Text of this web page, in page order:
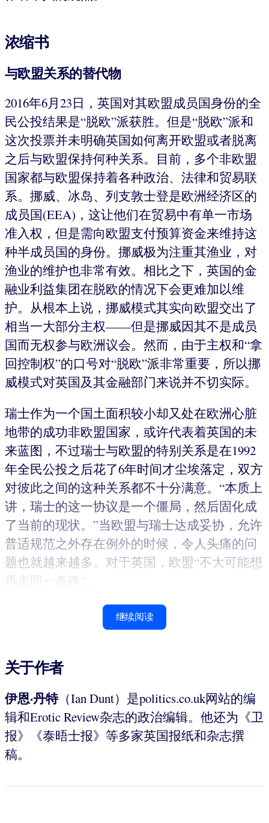
浓缩书
与欧盟关系的替代物
2016年6月23日，英国对其欧盟成员国身份的全
民公投结果是“脱欧”派获胜。但是“脱欧”派和
这次投票并未明确英国如何离开欧盟或者脱离
之后与欧盟保持何种关系。目前，多个非欧盟
国家都与欧盟保持着各种政治、法律和贸易联
系。挪威、冰岛、列支敦士登是欧洲经济区的
成员国(EEA)，这让他们在贸易中有单一市场
准入权，但是需向欧盟支付预算资金来维持这
种半成员国的身份。挪威极为注重其渔业，对
渔业的维护也非常有效。相比之下，英国的金
融业利益集团在脱欧的情况下会更难加以维
护。从根本上说，挪威模式其实向欧盟交出了
相当一大部分主权——但是挪威因其不是成员
国而无权参与欧洲议会。然而，由于主权和“拿
回控制权”的口号对“脱欧”派非常重要，所以挪
威模式对英国及其金融部门来说并不切实际。
瑞士作为一个国土面积较小却又处在欧洲心脏
地带的成功非欧盟国家，或许代表着英国的未
来蓝图，不过瑞士与欧盟的特别关系是在1992
年全民公投之后花了6年时间才尘埃落定，双方
对彼此之间的这种关系都不十分满意。“本质上
讲，瑞士的这一协议是一个僵局，然后固化成
了当前的现状。”当欧盟与瑞士达成妥协，允许
普适规范之外存在例外的时候，令人头痛的问
题也就越来越多。对于英国，欧盟“不大可能想
再走同一条路”。
继续阅读
关于作者
伊恩·丹特（Ian Dunt）是politics.co.uk网站的编
辑和Erotic Review杂志的政治编辑。他还为《卫
报》《泰晤士报》等多家英国报纸和杂志撰
稿。